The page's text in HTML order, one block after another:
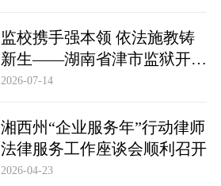
监校携手强本领 依法施教铸
新生——湖南省津市监狱开展
基层警察教育改造专项技能培
2026-07-14
湘西州“企业服务年”行动律师
法律服务工作座谈会顺利召开
2026-04-23